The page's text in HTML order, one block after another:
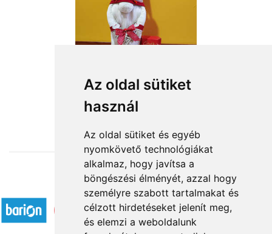
Az oldal sütiket
használ
Az oldal sütiket és egyéb
nyomkövető technológiákat
alkalmaz, hogy javítsa a
böngészési élményét, azzal hogy
személyre szabott tartalmakat és
célzott hirdetéseket jelenít meg,
és elemzi a weboldalunk
Nagyfiú
19 680 Ft-tól
Elfogadott fizetési módok